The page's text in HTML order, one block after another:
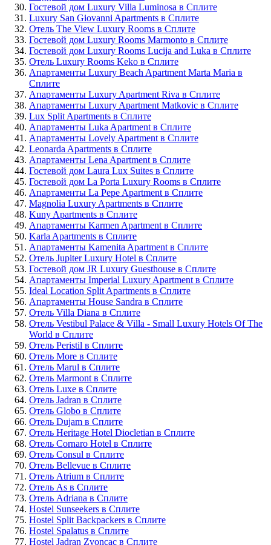
Гостевой дом Luxury Villa Luminosa в Сплите
Luxury San Giovanni Apartments в Сплите
Отель The View Luxury Rooms в Сплите
Гостевой дом Luxury Rooms Marmonto в Сплите
Гостевой дом Luxury Rooms Lucija and Luka в Сплите
Отель Luxury Rooms Keko в Сплите
Апартаменты Luxury Beach Apartment Marta Maria в
Сплите
Апартаменты Luxury Apartment Riva в Сплите
Апартаменты Luxury Apartment Matkovic в Сплите
Lux Split Apartments в Сплите
Апартаменты Luka Apartment в Сплите
Апартаменты Lovely Apartment в Сплите
Leonarda Apartments в Сплите
Апартаменты Lena Apartment в Сплите
Гостевой дом Laura Lux Suites в Сплите
Гостевой дом La Porta Luxury Rooms в Сплите
Апартаменты La Pepe Apartment в Сплите
Magnolia Luxury Apartments в Сплите
Kuny Apartments в Сплите
Апартаменты Karmen Apartment в Сплите
Karla Apartments в Сплите
Апартаменты Kamenita Apartment в Сплите
Отель Jupiter Luxury Hotel в Сплите
Гостевой дом JR Luxury Guesthouse в Сплите
Апартаменты Imperial Luxury Apartment в Сплите
Ideal Location Split Apartments в Сплите
Апартаменты House Sandra в Сплите
Отель Villa Diana в Сплите
Отель Vestibul Palace & Villa - Small Luxury Hotels Of The
World в Сплите
Отель Peristil в Сплите
Отель More в Сплите
Отель Marul в Сплите
Отель Marmont в Сплите
Отель Luxe в Сплите
Отель Jadran в Сплите
Отель Globo в Сплите
Отель Dujam в Сплите
Отель Heritage Hotel Diocletian в Сплите
Отель Cornaro Hotel в Сплите
Отель Consul в Сплите
Отель Bellevue в Сплите
Отель Atrium в Сплите
Отель As в Сплите
Отель Adriana в Сплите
Hostel Sunseekers в Сплите
Hostel Split Backpackers в Сплите
Hostel Spalatus в Сплите
Hostel Jadran Zvoncac в Сплите